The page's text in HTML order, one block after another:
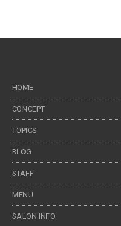
HOME
CONCEPT
TOPICS
BLOG
STAFF
MENU
SALON INFO